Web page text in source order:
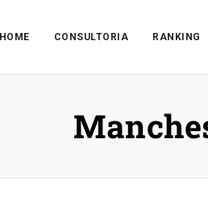
HOME CONSULTORIA RANKING